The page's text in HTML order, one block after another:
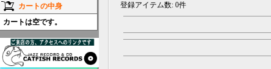
カートの中身
カートは空です。
登録アイテム数: 0件